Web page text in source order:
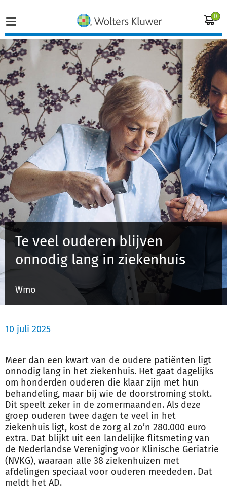
0
Home
Vakgebieden
Actueel
Producten
Opleidingen
Juridisch advies
Inloggen op de kennisbank
Inloggen
Registreren
Te veel ouderen blijven
onnodig lang in ziekenhuis
Wmo
10 juli 2025
Meer dan een kwart van de oudere patiënten ligt
onnodig lang in het ziekenhuis. Het gaat dagelijks
om honderden ouderen die klaar zijn met hun
behandeling, maar bij wie de doorstroming stokt.
Dit speelt zeker in de zomermaanden. Als deze
groep ouderen twee dagen te veel in het
ziekenhuis ligt, kost de zorg al zo’n 280.000 euro
extra. Dat blijkt uit een landelijke flitsmeting van
de Nederlandse Vereniging voor Klinische Geriatrie
(NVKG), waaraan alle 38 ziekenhuizen met
afdelingen speciaal voor ouderen meededen. Dat
meldt het AD.